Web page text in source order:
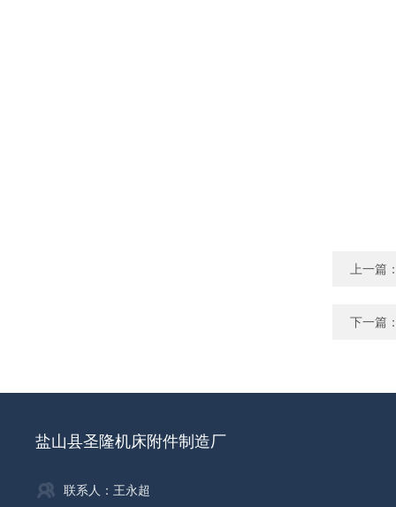
上一篇
下一篇
盐山县圣隆机床附件制造厂
联系人：王永超